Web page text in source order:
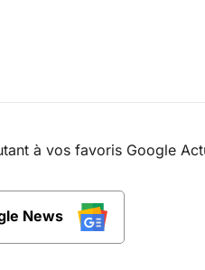
à vos favoris Google
News